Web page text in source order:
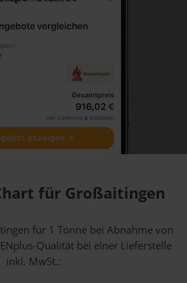
für Großaitingen
für 1 Tonne bei Abnahmevon
Qualität bei einer Lieferstelle
inkl. MwSt.: